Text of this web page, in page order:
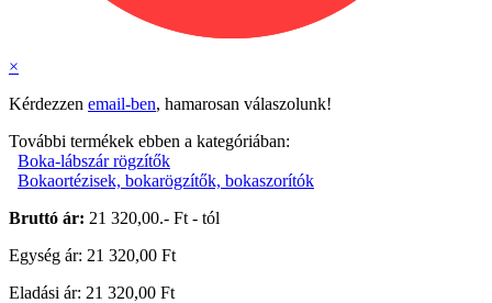
×
Kérdezzen email-ben, hamarosan válaszolunk!
További termékek ebben a kategóriában:
Boka-lábszár rögzítők
Bokaortézisek, bokarögzítők, bokaszorítók
Bruttó ár: 21 320,00.- Ft - tól
Egység ár: 21 320,00 Ft
Eladási ár: 21 320,00 Ft